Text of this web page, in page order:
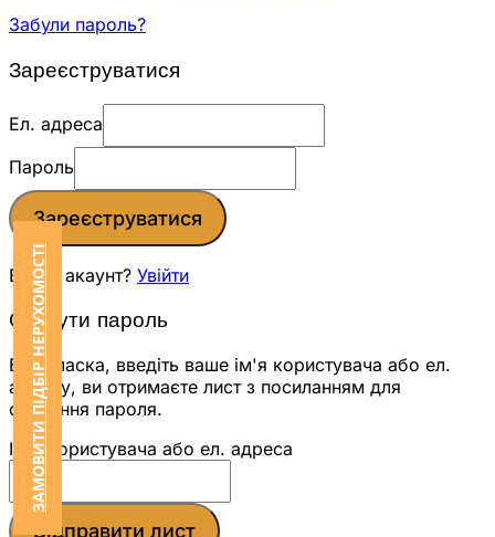
ЗАМОВИТИ ПІДБІР НЕРУХОМОСТІ
Забули пароль?
Зареєструватися
Ел. адреса
Пароль
Зареєструватися
Вже є акаунт? Увійти
Скинути пароль
Будь ласка, введіть ваше ім'я користувача або ел.
адресу, ви отримаєте лист з посиланням для
скидання пароля.
Ім'я користувача або ел. адреса
Відправити лист